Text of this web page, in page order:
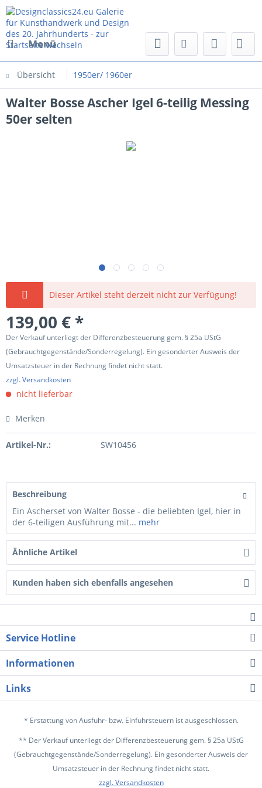
Menü
Übersicht 1950er/ 1960er
Walter Bosse Ascher Igel 6-teilig Messing
50er selten
Dieser Artikel steht derzeit nicht zur Verfügung!
139,00 € *
Der Verkauf unterliegt der Differenzbesteuerung gem. § 25a UStG
(Gebrauchtgegenstände/Sonderregelung). Ein gesonderter Ausweis der
Umsatzsteuer in der Rechnung findet nicht statt.
zzgl. Versandkosten
nicht lieferbar
Merken
Artikel-Nr.: SW10456
Beschreibung
Ein Ascherset von Walter Bosse - die beliebten Igel, hier in
der 6-teiligen Ausführung mit... mehr
Ähnliche Artikel
Kunden haben sich ebenfalls angesehen
Service Hotline
Informationen
Links
* Erstattung von Ausfuhr- bzw. Einfuhrsteuern ist ausgeschlossen.
** Der Verkauf unterliegt der Differenzbesteuerung gem. § 25a UStG
(Gebrauchtgegenstände/Sonderregelung). Ein gesonderter Ausweis der
Umsatzsteuer in der Rechnung findet nicht statt.
zzgl. Versandkosten